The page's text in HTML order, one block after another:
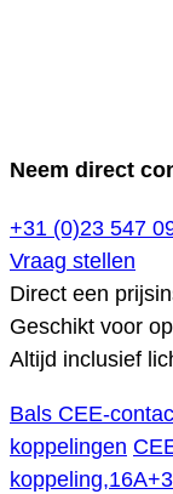
Neem direct
+31 (0)23 547
Vraag stellen
Direct een
Geschikt voor
Altijd inclusief
Bals CEE-
koppelingen